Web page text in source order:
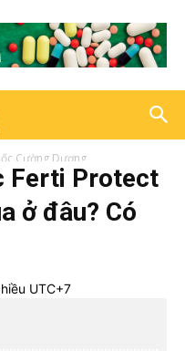
Cường Dương
Ferti Protect
ở đâu? Có
UTC+7